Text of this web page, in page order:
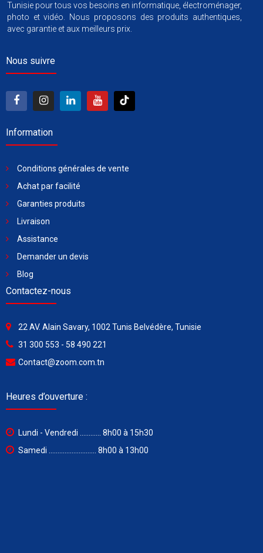
Tunisie pour tous vos besoins en informatique, électroménager,
photo et vidéo. Nous proposons des produits authentiques,
avec garantie et aux meilleurs prix.
Nous suivre
Information
Conditions générales de vente
Achat par facilité
Garanties produits
Livraison
Assistance
Demander un devis
Blog
Contactez-nous
22 AV. Alain Savary, 1002 Tunis Belvédère, Tunisie
31 300 553 - 58 490 221
Contact@zoom.com.tn
Heures d’ouverture :
Lundi - Vendredi ............ 8h00 à 15h30
Samedi ........................... 8h00 à 13h00